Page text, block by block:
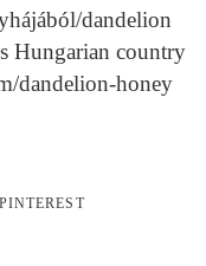
dandelion
Hungarian country
dandelion-honey
PINTEREST